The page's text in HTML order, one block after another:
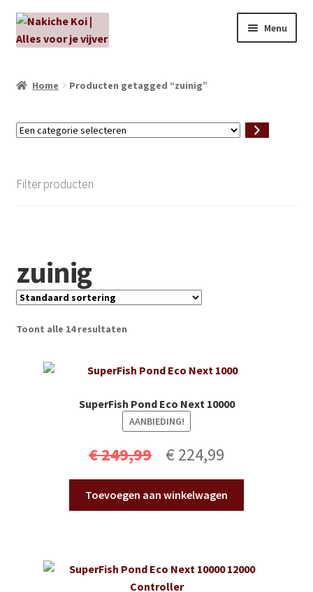
Ga
door
Ga
naar
Menu
Algenbehandeling
Aanbiedingen
Vijverpompen en vijverfilters
Vijverdecoratie en tuindecoratie
Vijveronderhoud
Tuinonderhoud
Partijhandel
Home Producten getagged “zuinig”
Een
Filter producten
zuinig
Toont alle 14 resultaten
SuperFish Pond Eco Next 10000
AANBIEDING!
€249,99
Oorspronkelijke
prijs
was:
€224,99Huidige
prijs
is:
Toevoegen aan winkelwagen